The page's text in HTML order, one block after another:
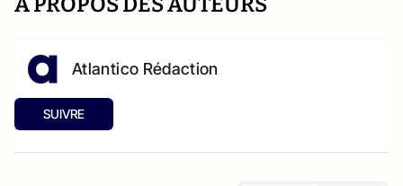
Atlantico Rédaction
SUIVRE